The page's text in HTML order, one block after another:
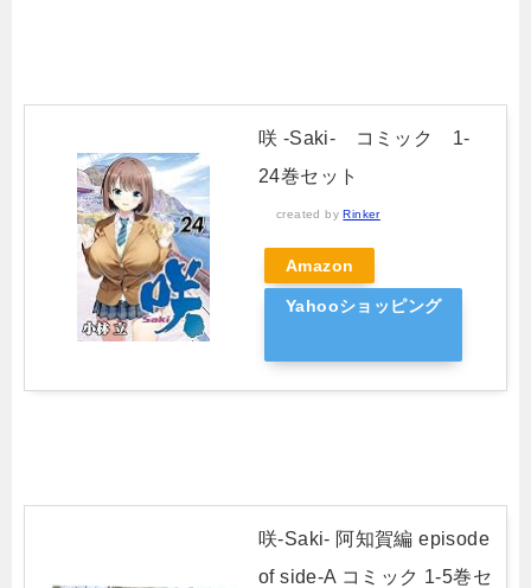
咲 -Saki- コミック 1-
24巻セット
created byRinker
Amazon
Yahooショッピング
咲-Saki- 阿知賀編 episode
of side-A コミック 1-5巻セ